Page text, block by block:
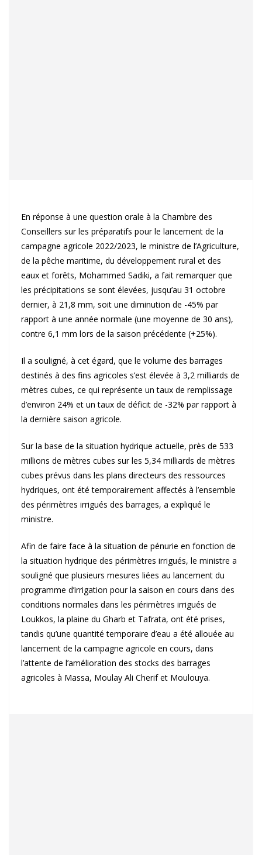
En réponse à une question orale à la Chambre des
Conseillers sur les préparatifs pour le lancement de la
campagne agricole 2022/2023, le ministre de l’Agriculture,
de la pêche maritime, du développement rural et des
eaux et forêts, Mohammed Sadiki, a fait remarquer que
les précipitations se sont élevées, jusqu’au 31 octobre
dernier, à 21,8 mm, soit une diminution de -45% par
rapport à une année normale (une moyenne de 30 ans),
contre 6,1 mm lors de la saison précédente (+25%).
Il a souligné, à cet égard, que le volume des barrages
destinés à des fins agricoles s’est élevée à 3,2 milliards de
mètres cubes, ce qui représente un taux de remplissage
d’environ 24% et un taux de déficit de -32% par rapport à
la dernière saison agricole.
Sur la base de la situation hydrique actuelle, près de 533
millions de mètres cubes sur les 5,34 milliards de mètres
cubes prévus dans les plans directeurs des ressources
hydriques, ont été temporairement affectés à l’ensemble
des périmètres irrigués des barrages, a expliqué le
ministre.
Afin de faire face à la situation de pénurie en fonction de
la situation hydrique des périmètres irrigués, le ministre a
souligné que plusieurs mesures liées au lancement du
programme d’irrigation pour la saison en cours dans des
conditions normales dans les périmètres irrigués de
Loukkos, la plaine du Gharb et Tafrata, ont été prises,
tandis qu’une quantité temporaire d’eau a été allouée au
lancement de la campagne agricole en cours, dans
l’attente de l’amélioration des stocks des barrages
agricoles à Massa, Moulay Ali Cherif et Moulouya.